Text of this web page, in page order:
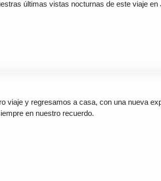
últimas vistas nocturnas de este viaje en
viaje y regresamos a casa, con una nueva
en nuestro recuerdo.